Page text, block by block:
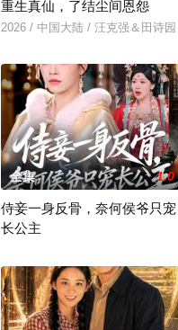
重生真仙，了结尘间恩怨
2026 / 中国大陆 / 汪克强＆田诗园
全集 1.0
侍妾一身反骨，奈何侯爷只宠
长公主